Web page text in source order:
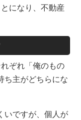
になり、不動産
ぞれ「俺のもの
ち主がどちらにな
いですが、個人が